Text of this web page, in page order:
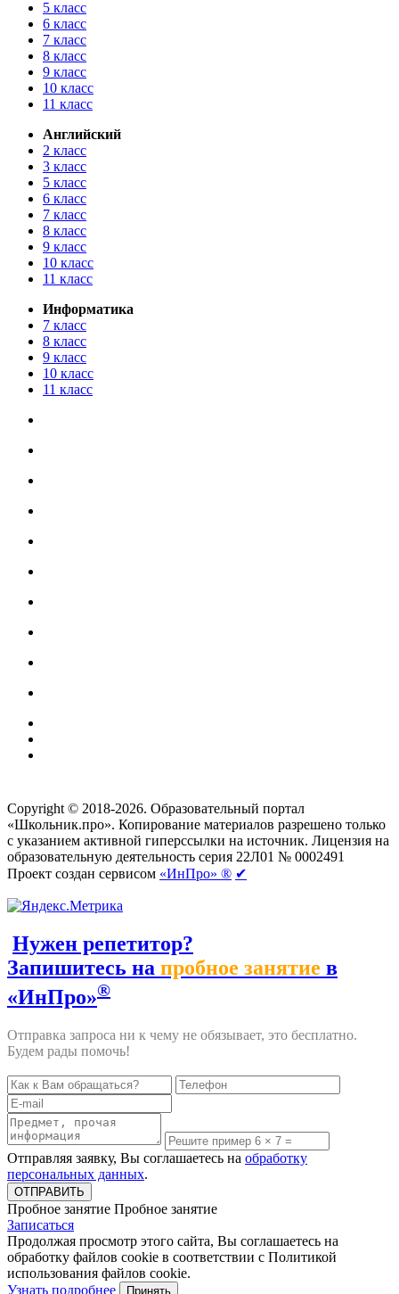
5 класс
6 класс
7 класс
8 класс
9 класс
10 класс
11 класс
Английский
2 класс
3 класс
5 класс
6 класс
7 класс
8 класс
9 класс
10 класс
11 класс
Информатика
7 класс
8 класс
9 класс
10 класс
11 класс
Copyright © 2018-2026. Образовательный портал
«Школьник.про». Копирование материалов разрешено только
с указанием активной гиперссылки на источник. Лицензия на
образовательную деятельность серия 22Л01 № 0002491
Проект создан сервисом «ИнПро» ® ✔
Нужен репетитор?
Запишитесь на пробное занятие в
«ИнПро»®
Отправка запроса ни к чему не обязывает, это бесплатно.
Будем рады помочь!
Отправляя заявку, Вы соглашаетесь на обработку
персональных данных.
Пробное занятие Пробное занятие
Записаться
Продолжая просмотр этого сайта, Вы соглашаетесь на
обработку файлов cookie в соответствии с Политикой
использования файлов cookie.
Узнать подробнее
Принять